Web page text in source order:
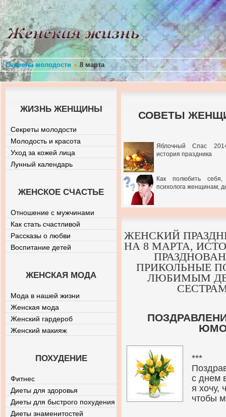
Секреты молодости 8 марта
СОВЕТЫ
Яблочный Спас
история праздника
Как полюбить себя,
психолога женщинам,
ЖЕНСКИЙ
НА 8 МАРТА,
ПРИКОЛЬНЫЕ
ЛЮБИМЫМ
***
с днем
я хочу,
чтобы
ЖИЗНЬ ЖЕНЩИНЫ
Секреты молодости
Молодость и красота
Уход за кожей лица
Лунный календарь
ЖЕНСКОЕ СЧАСТЬЕ
Отношение с мужчинами
Как стать счастливой
Рассказы о любви
Воспитание детей
ЖЕНСКАЯ МОДА
Мода в нашей жизни
Женская мода
Женский гардероб
Женский макияж
ПОХУДЕНИЕ
Фитнес
Диеты для здоровья
Диеты для быстрого похудения
Диеты знаменитостей